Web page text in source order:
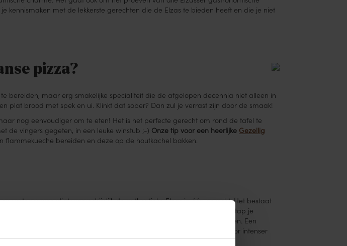
kennismaken met de lekkerste gerechten die de Elzas te bieden heeft en die je niet
pizza?
bereiden, maar erg smakelijke specialiteit die de afgelopen decennia niet alleen in
plat brood met spek en ui. Klinkt dat sober? Dan zul je verrast zijn door de smaak!
nog eenvoudiger om te eten! Het is het perfecte gerecht om rond de tafel te
de vingers gegeten, in een leuke winstub ;-) Onze tip voor een heerlijke Gezellig
flammekueche bereiden en deze op de houtkachel bakken.
vertegenwoordigt waarschijnlijk de authentieke Elzas in één gerecht. Het bestaat
en worstjes. De porties zijn meestal vrij groot, dus als je honger hebt, stap je
buik gevuld! Er bestaan verschillende manieren om zuurkool te serveren. Een
die je kunt vinden in de Elzas, is meestal minder zoet en daardoor intenser